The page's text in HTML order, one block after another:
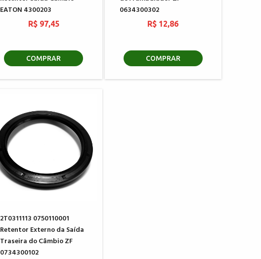
EATON 4300203
R$ 97,45
COMPRAR
0634300302
R$ 12,86
COMPRAR
2T0311113 0750110001
Retentor Externo da Saída
Traseira do Câmbio ZF
0734300102